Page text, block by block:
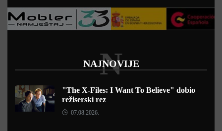
NAJNOVIJE
N
"The X-Files: I Want To Believe" dobio
režiserski rez
07.08.2026.